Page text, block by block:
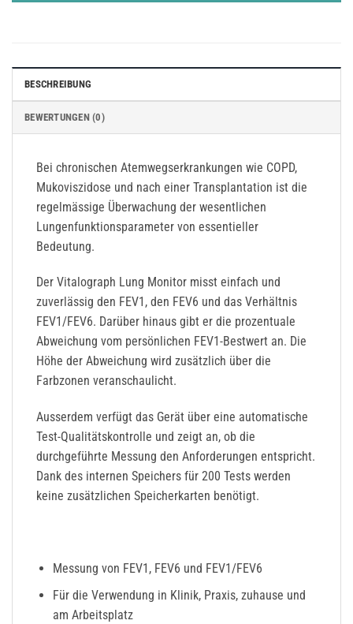
BESCHREIBUNG
BEWERTUNGEN (0)
Bei chronischen Atemwegserkrankungen wie COPD,
Mukoviszidose und nach einer Transplantation ist die
regelmässige Überwachung der wesentlichen
Lungenfunktionsparameter von essentieller
Bedeutung.
Der Vitalograph Lung Monitor misst einfach und
zuverlässig den FEV1, den FEV6 und das Verhältnis
FEV1/FEV6. Darüber hinaus gibt er die prozentuale
Abweichung vom persönlichen FEV1-Bestwert an. Die
Höhe der Abweichung wird zusätzlich über die
Farbzonen veranschaulicht.
Ausserdem verfügt das Gerät über eine automatische
Test-Qualitätskontrolle und zeigt an, ob die
durchgeführte Messung den Anforderungen entspricht.
Dank des internen Speichers für 200 Tests werden
keine zusätzlichen Speicherkarten benötigt.
Messung von FEV1, FEV6 und FEV1/FEV6
Für die Verwendung in Klinik, Praxis, zuhause und
am Arbeitsplatz